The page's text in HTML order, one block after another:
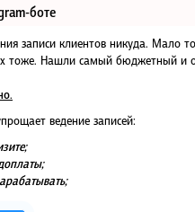
боте
записи клиентов никуда. Мало
тоже. Нашли самый бюджетный и
.
ведение записей: